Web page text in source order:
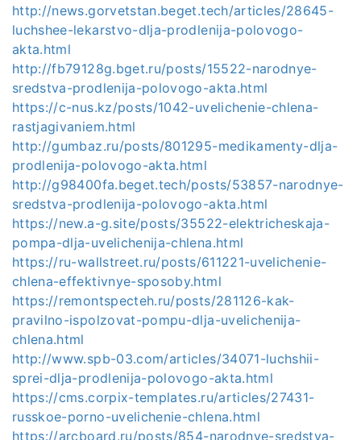
http://news.gorvetstan.beget.tech/articles/28645-
luchshee-lekarstvo-dlja-prodlenija-polovogo-
akta.html
http://fb79128g.bget.ru/posts/15522-narodnye-
sredstva-prodlenija-polovogo-akta.html
https://c-nus.kz/posts/1042-uvelichenie-chlena-
rastjagivaniem.html
http://gumbaz.ru/posts/801295-medikamenty-dlja-
prodlenija-polovogo-akta.html
http://g98400fa.beget.tech/posts/53857-narodnye-
sredstva-prodlenija-polovogo-akta.html
https://new.a-g.site/posts/35522-elektricheskaja-
pompa-dlja-uvelichenija-chlena.html
https://ru-wallstreet.ru/posts/611221-uvelichenie-
chlena-effektivnye-sposoby.html
https://remontspecteh.ru/posts/281126-kak-
pravilno-ispolzovat-pompu-dlja-uvelichenija-
chlena.html
http://www.spb-03.com/articles/34071-luchshii-
sprei-dlja-prodlenija-polovogo-akta.html
https://cms.corpix-templates.ru/articles/27431-
russkoe-porno-uvelichenie-chlena.html
https://arcboard.ru/posts/854-narodnye-sredstva-